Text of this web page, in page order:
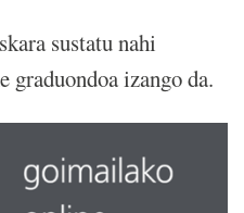
sustatu nahi
graduondoa izango da.